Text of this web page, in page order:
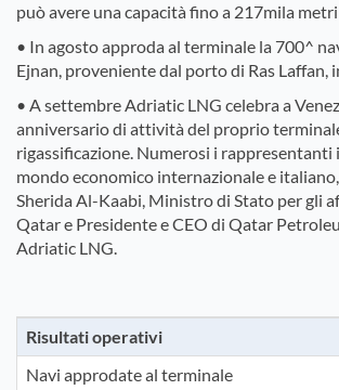
può avere una capacità fino a 217mila
• In agosto approda al terminale la 700^
Ejnan, proveniente dal porto di Ras Laffan,
• A settembre Adriatic LNG celebra a
anniversario di attività del proprio
rigassificazione. Numerosi i
mondo economico internazionale e
Sherida Al-Kaabi, Ministro di Stato per gli
Qatar e Presidente e CEO di Qatar
Adriatic LNG.
Risultati operativi
Navi approdate al terminale